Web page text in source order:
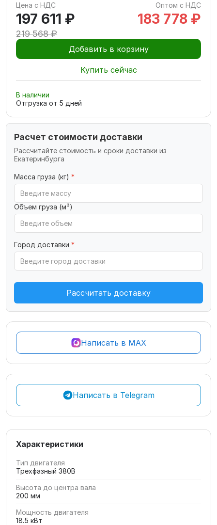
Цена с НДС Оптом с НДС
197 611 ₽
219 568 ₽
183 778 ₽
Добавить в корзину
Купить сейчас
В наличии
Отгрузка от 5 дней
Расчет стоимости доставки
Рассчитайте стоимость и сроки доставки из
Екатеринбурга
Масса груза (кг) *
Объем груза (м³)
Город доставки *
Рассчитать доставку
Написать в MAX
Написать в Telegram
Характеристики
Тип двигателя
Трехфазный 380В
Высота до центра вала
200 мм
Мощность двигателя
18.5 кВт